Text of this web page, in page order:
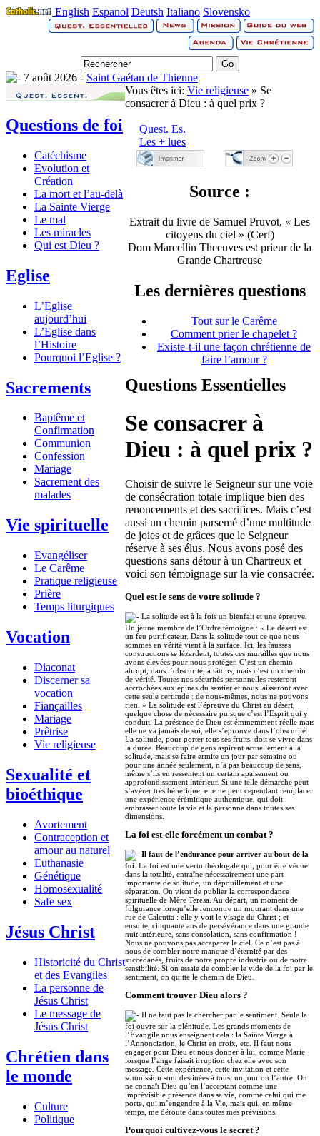
English Espanol Deutsh Italiano Slovensko
7 août 2026 - Saint Gaétan de Thienne
Questions de foi
Catéchisme
Evolution et
Création
La mort et l’au-delà
La Sainte Vierge
Le mal
Les miracles
Qui est Dieu ?
Eglise
L’Eglise
aujourd’hui
L’Eglise dans
l’Histoire
Pourquoi l’Eglise ?
Sacrements
Baptême et
Confirmation
Communion
Confession
Mariage
Sacrement des
malades
Vie spirituelle
Evangéliser
Le Carême
Pratique religieuse
Prière
Temps liturgiques
Vocation
Diaconat
Discerner sa
vocation
Fiançailles
Mariage
Prêtrise
Vie religieuse
Sexualité et
bioéthique
Avortement
Contraception et
amour au naturel
Euthanasie
Génétique
Homosexualité
Safe sex
Jésus Christ
Historicité du Christ
et des Evangiles
La personne de
Jésus Christ
Le message de
Jésus Christ
Chrétien dans
le monde
Culture
Politique
Vous êtes ici: Vie religieuse » Se
consacrer à Dieu : à quel prix ?
Quest. Es.
Les + lues
Source :
Extrait du livre de Samuel Pruvot, « Les
citoyens du ciel » (Cerf)
Dom Marcellin Theeuves est prieur de la
Grande Chartreuse
Les dernières questions
Tout sur le Carême
Comment prier le chapelet ?
Existe-t-il une façon chrétienne de
faire l’amour ?
Questions Essentielles
Se consacrer à
Dieu : à quel prix ?
Choisir de suivre le Seigneur sur une voie
de consécration totale implique bien des
renoncements et des sacrifices. Mais c’est
aussi un chemin parsemé d’une multitude
de joies et de grâces que le Seigneur
réserve à ses élus. Nous avons posé des
questions sans détour à un Chartreux et
voici son témoignage sur la vie consacrée.
Quel est le sens de votre solitude ?
La solitude est à la fois un bienfait et une épreuve.
Un jeune membre de l’Ordre témoigne : « Le désert est
un feu purificateur. Dans la solitude tout ce que nous
sommes en vérité vient à la surface. Ici, les fausses
constructions se lézardent, toutes ces murailles que nous
avons élevées pour nous protéger. C’est un chemin
abrupt, dans l’obscurité, à tâtons, mais c’est un chemin
de vérité. Toutes nos sécurités personnelles resteront
accrochées aux épines du sentier et nous laisseront avec
cette seule certitude : de nous-mêmes, nous ne pouvons
rien. » La solitude est l’épreuve du Christ au désert,
quelque chose de nécessaire puisque c’est l’Esprit qui y
conduit. La présence de Dieu est éminemment réelle mais
elle ne va jamais de soi, elle s’éprouve dans l’obscurité.
La solitude, pour porter tous ses fruits, doit se vivre dans
la durée. Beaucoup de gens aspirent actuellement à la
solitude, mais se faire ermite un jour par semaine ou
pour une année seulement, n’a pas beaucoup de sens,
même s’ils en ressentent un certain apaisement ou
approfondissement intérieur. Si une telle démarche peut
s’avérer très bénéfique, elle ne peut cependant remplacer
une expérience érémitique authentique, qui doit
embrasser toute la vie et la personne dans toutes ses
dimensions.
La foi est-elle forcément un combat ?
Il faut de l’endurance pour arriver au bout de la
foi . La foi est une vertu théologale qui, pour être vécue
dans la totalité, entraîne nécessairement une part
importante de solitude, un dépouillement et une
séparation. On vient de publier la correspondance
spirituelle de Mère Teresa. Au départ, un moment de
fulgurance lorsqu’elle rencontre un mourant dans une
rue de Calcutta : elle y voit le visage du Christ ; et
ensuite, cinquante ans de persévérance dans une grande
nuit intérieure, sans consolation, sans confirmation !
Nous ne pouvons pas accaparer le ciel. Ce n’est pas à
nous de combler notre manque d’éternité par des
succédanés, fruits de notre propre industrie ou de notre
sensibilité. Si on essaie de combler le vide de la foi par le
sentiment, on quitte le chemin de Dieu.
Comment trouver Dieu alors ?
Il ne faut pas le chercher par le sentiment. Seule la
foi ouvre sur la plénitude. Les grands moments de
l’Évangile nous enseignent cela : la Sainte Vierge à
l’Annonciation, le Christ en croix, etc. Il faut nous
engager pour Dieu et nous donner à lui, comme Marie
lorsque l’ange faisait irruption chez elle avec son
message. Cette expérience, cette invitation et cette
soumission sont destinées à tous, un jour ou l’autre. On
ne connaît Dieu qu’en l’acceptant comme une
imprévisible présence dans sa vie, comme celui qui me
porte, qui m’engendre à la Vie, mais qui, en même
temps, me déroute dans toutes mes prévisions.
Pourquoi cultivez-vous le secret ?